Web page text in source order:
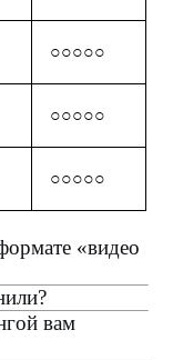
○○○○○
○○○○○
○○○○○
«видео
вам